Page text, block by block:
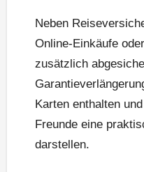
Neben
Online-Einkäufe
zusätzlich
Karten enthalten
Freunde eine
darstellen.